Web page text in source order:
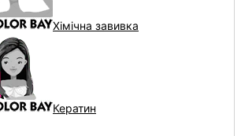
Хімічна завивка
Кератин